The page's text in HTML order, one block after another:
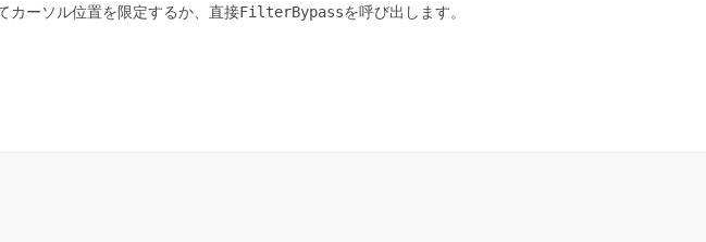
カーソル位置を限定するか、直接FilterBypassを呼び出します。